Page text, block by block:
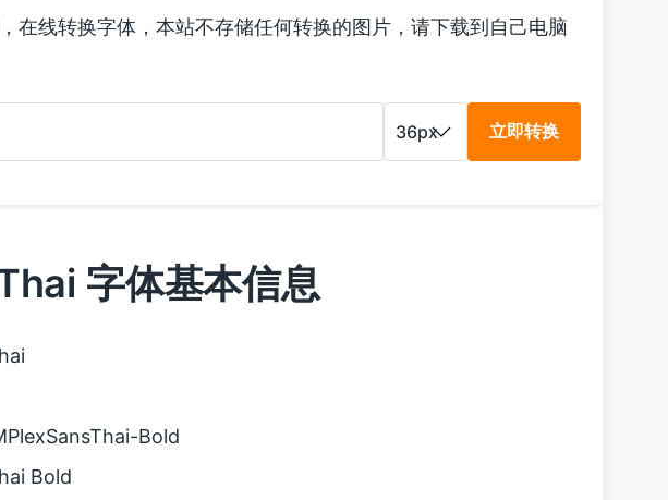
在线转换字体，本站不存储任何转换的图片，请下载到自己电脑
立即转换
字体基本信息
Bold
Bold